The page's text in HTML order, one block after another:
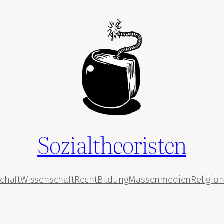
Sozialtheoristen
WissenschaftRechtBildungMassenmedienReligion